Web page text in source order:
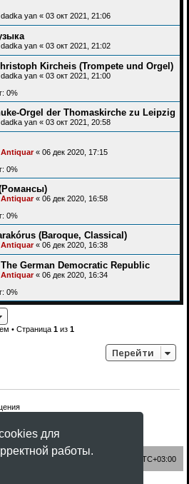
для
работы.
dadka yan « 03 окт 2021, 21:06
dadka yan « 03 окт 2021, 21:02
Kircheis (Trompete und Orgel)
dadka yan « 03 окт 2021, 21:00
0%
Orgel der Thomaskirche zu Leipzig
dadka yan « 03 окт 2021, 20:58
Antiquar« 06 дек 2020, 17:15
0%
Antiquar« 06 дек 2020, 16:58
0%
(Baroque, Classical)
Antiquar« 06 дек 2020, 16:38
German Democratic Republic
Antiquar« 06 дек 2020, 16:34
0%
• Страница 1из 1
Перейти
UTC+03:00